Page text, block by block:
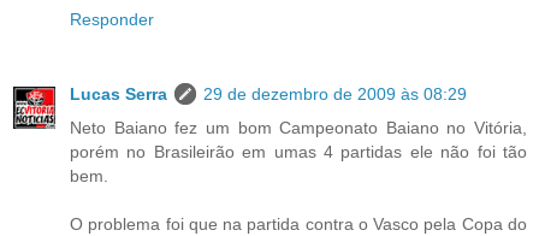
Responder
Lucas Serra
29 de dezembro de 2009 às 08:29
Neto Baiano fez um bom Campeonato Baiano no Vitória,
porém no Brasileirão em umas 4 partidas ele não foi tão
bem.
O problema foi que na partida contra o Vasco pela Copa do